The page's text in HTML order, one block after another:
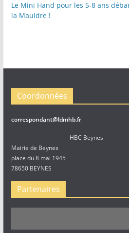
Le Mini Hand pour les 5-8 ans
la Mauldre !
Coordonnées
correspondant@ldmhb.fr
HBC Beynes
Mairie de Beynes
place du 8 mai 1945
78650 BEYNES
Partenaires